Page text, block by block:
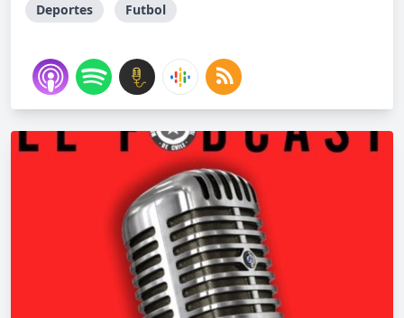
Deportes Futbol